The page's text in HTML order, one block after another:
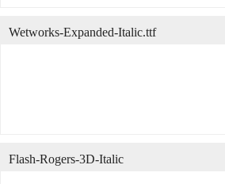
Wetworks-Expanded-Italic.ttf
Flash-Rogers-3D-Italic